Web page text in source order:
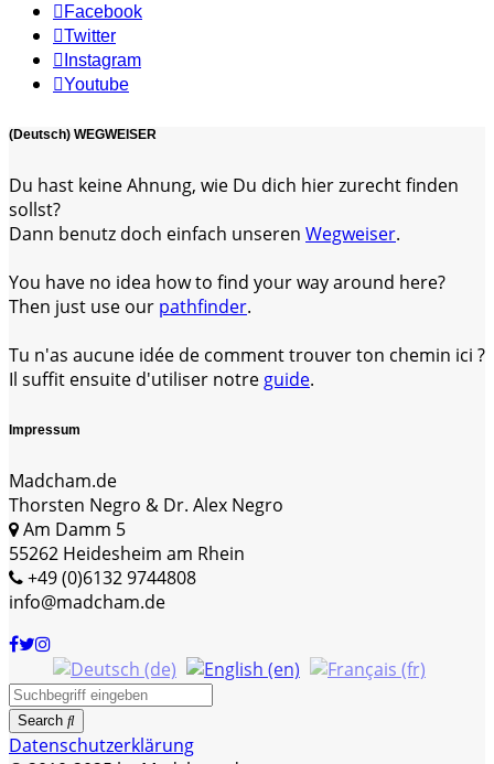
Facebook
Twitter
Instagram
Youtube
(Deutsch) WEGWEISER
Du hast keine Ahnung, wie Du dich hier zurecht finden
sollst?
Dann benutz doch einfach unseren Wegweiser.
You have no idea how to find your way around here?
Then just use our pathfinder.
Tu n'as aucune idée de comment trouver ton chemin ici ?
Il suffit ensuite d'utiliser notre guide.
Impressum
Madcham.de
Thorsten Negro & Dr. Alex Negro
Am Damm 5
55262 Heidesheim am Rhein
+49 (0)6132 9744808
info@madcham.de
Search
Datenschutzerklärung